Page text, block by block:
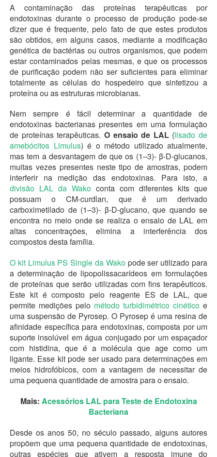
A contaminação das proteínas terapêuticas por
endotoxinas durante o processo de produção pode-se
dizer que é frequente, pelo fato de que estes produtos
são obtidos, em alguns casos, mediante a modificação
genética de bactérias ou outros organismos, que podem
estar contaminados pelas mesmas, e que os processos
de purificação podem não ser suficientes para eliminar
totalmente as células do hospedeiro que sintetizou a
proteína ou as estruturas microbianas.
Nem sempre é fácil determinar a quantidade de
endotoxinas bacterianas presentes em uma formulação
de proteínas terapêuticas. O ensaio de LAL(lisado de
amebócitos Limulus) é o método utilizado atualmente,
mas tem a desvantagem de que os (1–3)- β-D-glucanos,
muitas vezes presentes neste tipo de amostras, podem
interferir na medição das endotoxinas. Para isto, a
divisão LAL da Wako conta com diferentes kits que
possuam o CM-curdlan, que é um derivado
carboximetilado de (1–3)- β-D-glucano, que quando se
encontra no meio onde se realiza o ensaio de LAL em
altas concentrações, elimina a interferência dos
compostos desta família.
O kit Limulus PS Single da Wakopode ser utilizado para
a determinação de lipopolissacarídeos em formulações
de proteínas que serão utilizadas com fins terapêuticos.
Este kit é composto pelo reagente ES de LAL, que
permite medições pelo método turbidimétrico cinético e
uma suspensão de Pyrosep. O Pyrosep é uma resina de
afinidade específica para endotoxinas, composta por um
suporte insolúvel em água conjugado por um espaçador
com histidina, que é a molécula que age como um
ligante. Esse kit pode ser usado para determinações em
meios hidrofóbicos, com a vantagem de necessitar de
uma pequena quantidade de amostra para o ensaio.
Mais: Acessórios LAL para Teste de Endotoxina
Bacteriana
Desde os anos 50, no século passado, alguns autores
propõem que uma pequena quantidade de endotoxinas,
outras espécies que ativem a resposta imune do